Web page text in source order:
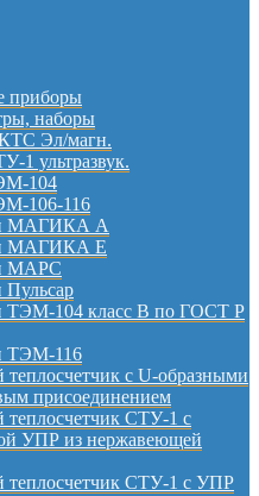
приборы
наборы
Эл/магн.
1 ультразвук.
104
106-116
МАГИКА А
МАГИКА Е
МАРС
Пульсар
ТЭМ-104 класс B по ГОСТ Р
ТЭМ-116
теплосчетчик с U-образными
присоединением
теплосчетчик СТУ-1 с
УПР из нержавеющей
теплосчетчик СТУ-1 с УПР